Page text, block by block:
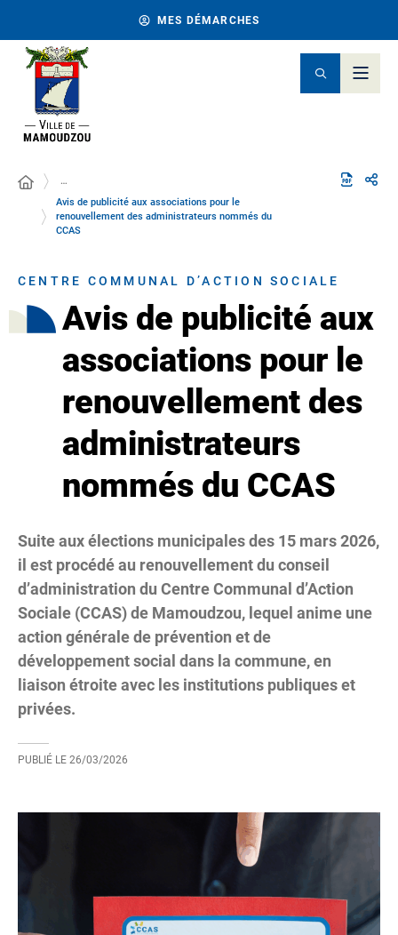
MES DÉMARCHES
…
Avis de publicité aux associations pour le
renouvellement des administrateurs nommés du
CCAS
CENTRE COMMUNAL D’ACTION SOCIALE
Avis de publicité aux
associations pour le
renouvellement des
administrateurs
nommés du CCAS
Suite aux élections municipales des 15 mars 2026,
il est procédé au renouvellement du conseil
d’administration du Centre Communal d’Action
Sociale (CCAS) de Mamoudzou, lequel anime une
action générale de prévention et de
développement social dans la commune, en
liaison étroite avec les institutions publiques et
privées.
PUBLIÉ LE 26/03/2026